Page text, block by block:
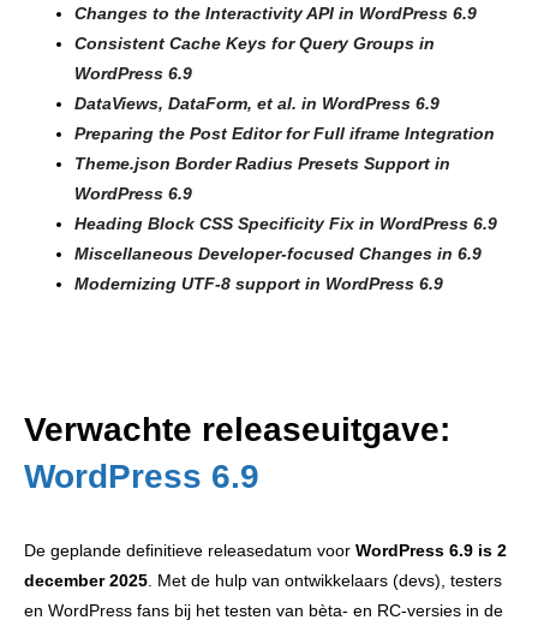
Changes to the Interactivity API in WordPress 6.9
Consistent Cache Keys for Query Groups in
WordPress 6.9
DataViews, DataForm, et al. in WordPress 6.9
Preparing the Post Editor for Full iframe Integration
Theme.json Border Radius Presets Support in
WordPress 6.9
Heading Block CSS Specificity Fix in WordPress 6.9
Miscellaneous Developer-focused Changes in 6.9
Modernizing UTF-8 support in WordPress 6.9
Verwachte releaseuitgave:
WordPress 6.9
De geplande definitieve releasedatum voor WordPress 6.9 is 2
december 2025 . Met de hulp van ontwikkelaars (devs), testers
en WordPress fans bij het testen van bèta- en RC-versies in de